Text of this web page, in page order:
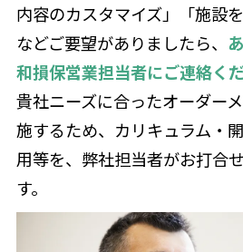
内容のカスタマイズ」「施設
などご要望がありましたら、
和損保営業担当者にご連絡くだ
貴社ニーズに合ったオーダー
施するため、カリキュラム・
用等を、弊社担当者がお打合
す。